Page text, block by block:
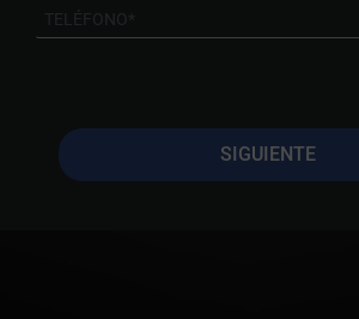
SIGUIENTE